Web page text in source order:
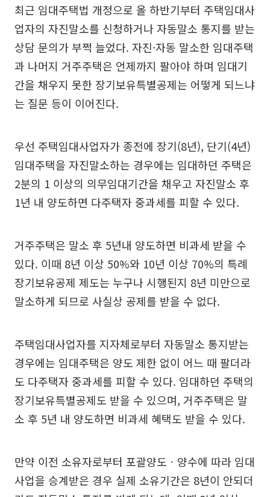
최근 임대주택법 개정으로 올 하반기부터 주택임대사
업자의 자진말소를 신청하거나 자동말소 통지를 받는
상담 문의가 부쩍 늘었다. 자진·자동 말소한 임대주택
과 나머지 거주주택은 언제까지 팔아야 하며 임대기
간을 채우지 못한 장기보유특별공제는 어떻게 되느냐
는 질문 등이 이어진다.
우선 주택임대사업자가 종전에 장기(8년), 단기(4년)
임대주택을 자진말소하는 경우에는 임대하던 주택은
2분의 1 이상의 의무임대기간을 채우고 자진말소 후
1년 내 양도하면 다주택자 중과세를 피할 수 있다.
거주주택은 말소 후 5년내 양도하면 비과세 받을 수
있다. 이때 8년 이상 50%와 10년 이상 70%의 특례
장기보유공제 제도는 누구나 시행된지 8년 미만으로
말소하게 되므로 사실상 공제를 받을 수 없다.
주택임대사업자를 지자체로부터 자동말소 통지받는
경우에는 임대주택은 양도 제한 없이 어느 때 팔더라
도 다주택자 중과세를 피할 수 있다. 임대하던 주택의
장기보유특별공제도 받을 수 있으며, 거주주택은 말
소 후 5년 내 양도하면 비과세 혜택도 받을 수 있다.
만약 이전 소유자로부터 포괄양도ㆍ양수에 따라 임대
사업을 승계받은 경우 실제 소유기간은 8년이 안되더